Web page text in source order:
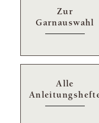
Zur
Garnauswahl
Alle